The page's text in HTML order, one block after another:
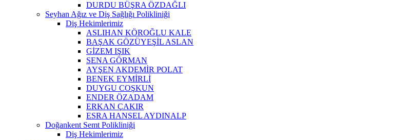
DURDU BÜŞRA ÖZDAĞLI
Seyhan Ağız ve Diş Sağlığı Polikliniği
Diş Hekimlerimiz
ASLIHAN KÖROĞLU KALE
BAŞAK GÖZÜYEŞİL ASLAN
GİZEM IŞIK
SENA GÖRMAN
AYŞEN AKDEMİR POLAT
BENEK EYMİRLİ
DUYGU COŞKUN
ENDER ÖZADAM
ERKAN ÇAKIR
ESRA HANSEL AYDINALP
Doğankent Semt Polikliniği
Diş Hekimlerimiz